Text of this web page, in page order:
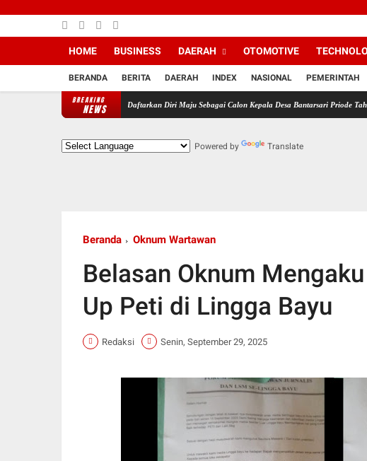
HOME BUSINESS DAERAH OTOMOTIVE
BERANDA BERITA DAERAH INDEX NASIONAL PEMERINTAH
BREAKING
NEWS
MJS Resmi Daftarkan Diri Maju Sebagai Calon Kepala Desa Bantarsari Priode Tahun 2026 -
Powered by Translate
Beranda Oknum Wartawan
Belasan Oknum
Up Peti di Lingga Bayu
Redaksi Senin, September 29, 2025